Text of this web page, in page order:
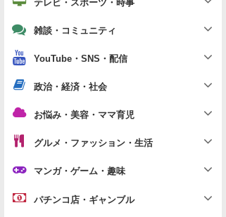
雑談・コミュニティ
YouTube・SNS・配信
政治・経済・社会
お悩み・美容・ママ育児
グルメ・ファッション・生活
マンガ・ゲーム・趣味
パチンコ店・ギャンブル